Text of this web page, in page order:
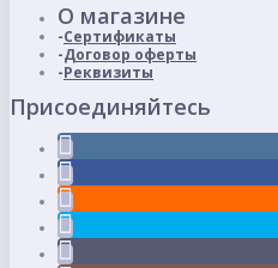
О магазине
Сертификаты
Договор оферты
Реквизиты
Присоединяйтесь